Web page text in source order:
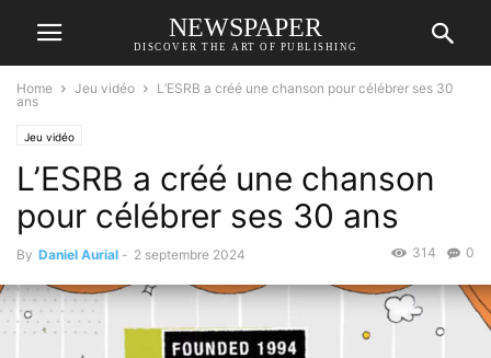
NEWSPAPER
DISCOVER THE ART OF PUBLISHING
Home Jeu vidéo
L’ESRB a créé une chanson pour célébrer ses 30
ans
Jeu vidéo
L’ESRB a créé une chanson
pour célébrer ses 30 ans
By Daniel Aurial - 2 septembre 2024 0
314